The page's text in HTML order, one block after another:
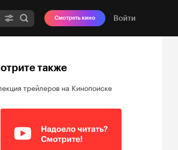
Смотреть кино Войти
также
трейлеров на Кинопоиске